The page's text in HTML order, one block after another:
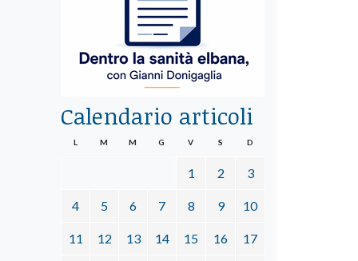
Calendario articoli
L M M G V S D
1 2 3
4 5 6 7 8 9 10
11 12 13 14 15 16 17